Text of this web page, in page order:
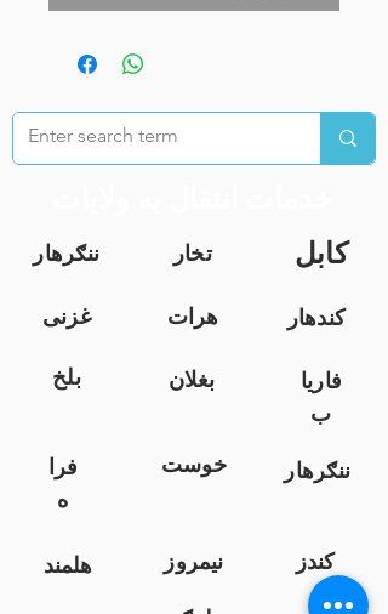
ننګرهار تخار کابل
غزنی هرات
کندهار
بلخ
بغلان
فاریا
ب
فرا
ه
خوست ننګرهار
هلمند نیمروز
کندز